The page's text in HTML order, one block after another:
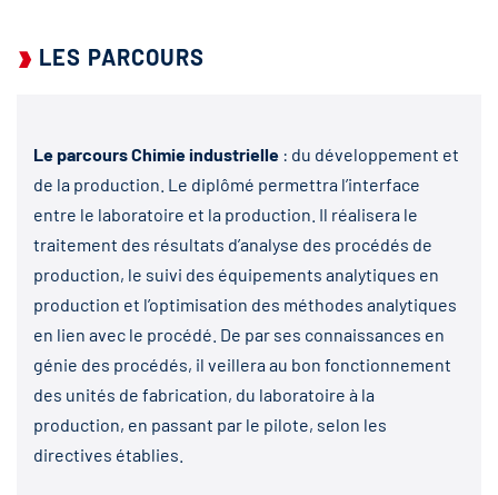
LES PARCOURS
Le parcours Chimie industrielle : du développement et
de la production. Le diplômé permettra l’interface
entre le laboratoire et la production. Il réalisera le
traitement des résultats d’analyse des procédés de
production, le suivi des équipements analytiques en
production et l’optimisation des méthodes analytiques
en lien avec le procédé. De par ses connaissances en
génie des procédés, il veillera au bon fonctionnement
des unités de fabrication, du laboratoire à la
production, en passant par le pilote, selon les
directives établies.